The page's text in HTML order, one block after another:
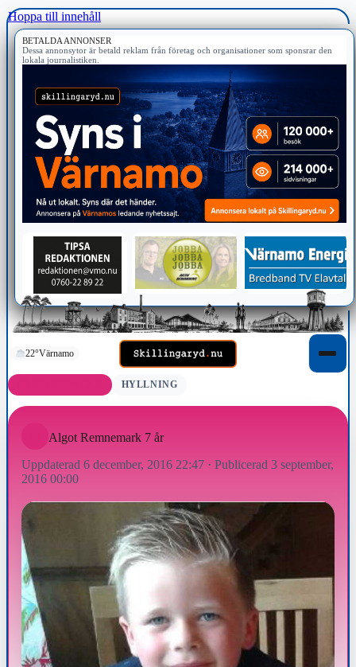
Hoppa till innehåll
BETALDA ANNONSER
Dessa annonsytor är betald reklam från företag och organisationer som sponsrar den
lokala journalistiken.
22°Värnamo
HYLLNING
Algot Remnemark 7 år
Uppdaterad 6 december, 2016 22:47 · Publicerad 3 september,
2016 00:00